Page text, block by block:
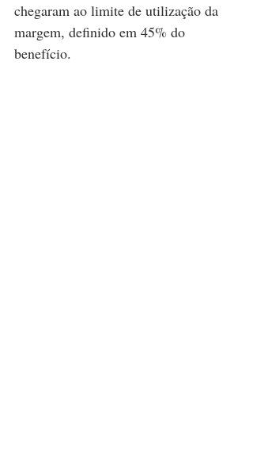
chegaram ao limite de utilização da
margem, definido em 45% do
benefício.